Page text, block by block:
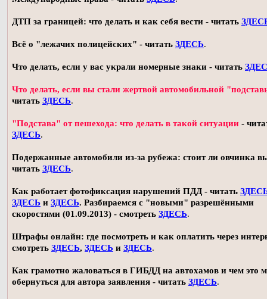
ДТП за границей: что делать и как себя вести - читать
Всё о "лежачих полицейских" - читать ЗДЕСЬ.
Что делать, если у вас украли номерные знаки - читать
Что делать, если вы стали жертвой автомобильной
читать ЗДЕСЬ.
"Подстава" от пешехода: что делать в такой ситуации -
ЗДЕСЬ.
Подержанные автомобили из-за рубежа: стоит ли овчинка
читать ЗДЕСЬ.
Как работает фотофиксация нарушений ПДД - читать
ЗДЕСЬ и ЗДЕСЬ. Разбираемся с "новыми" разрешёнными
скоростями (01.09.2013) - смотреть ЗДЕСЬ.
Штрафы онлайн: где посмотреть и как оплатить через
смотреть ЗДЕСЬ, ЗДЕСЬ и ЗДЕСЬ.
Как грамотно жаловаться в ГИБДД на автохамов и чем это
обернуться для автора заявления - читать ЗДЕСЬ.